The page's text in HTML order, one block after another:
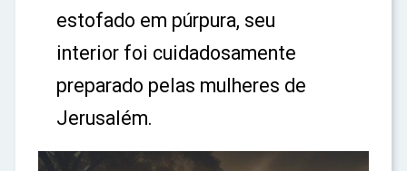
estofado em púrpura, seu
interior foi cuidadosamente
preparado pelas mulheres de
Jerusalém.